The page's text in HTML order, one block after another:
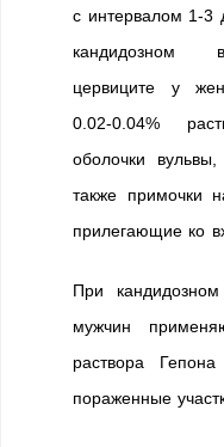
с интервалом 1-3
кандидозном
цервиците у
0.02-0.04%
оболочки
также примочки
прилегающие ко
При
мужчин
раствора
пораженные